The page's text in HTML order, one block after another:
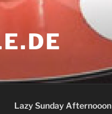
Lazy Sunday Afternooon